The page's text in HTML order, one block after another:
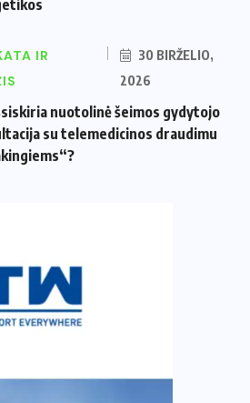
IR
30 BIRŽELIO,
2026
nuotolinė šeimos gydytojo
su telemedicinos draudimu